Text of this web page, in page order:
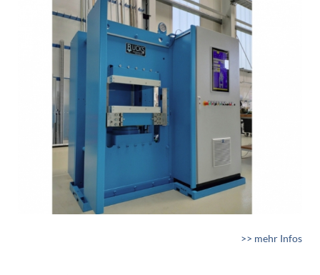
>> mehr Infos